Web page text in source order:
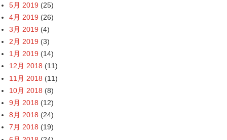
5月 2019 (25)
4月 2019 (26)
3月 2019 (4)
2月 2019 (3)
1月 2019 (14)
12月 2018 (11)
11月 2018 (11)
10月 2018 (8)
9月 2018 (12)
8月 2018 (24)
7月 2018 (19)